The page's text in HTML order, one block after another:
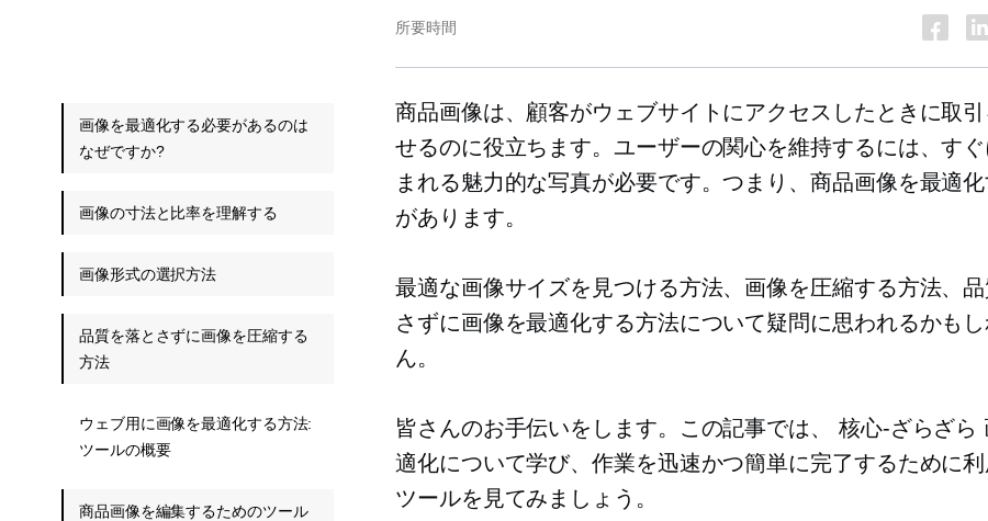
所要時間
商品画像は、顧客がウェブサイトにアクセスしたときに取引
せるのに役立ちます。ユーザーの関心を維持するには、す
まれる魅力的な写真が必要です。つまり、商品画像を最適
があります。
最適な画像サイズを見つける方法、画像を圧縮する方法、品
さずに画像を最適化する方法について疑問に思われるかも
ん。
皆さんのお手伝いをします。この記事では、 核心-ざらざら
適化について学び、作業を迅速かつ簡単に完了するために
ツールを見てみましょう。
画像を最適化する必要があるのは
なぜですか?
画像の寸法と比率を理解する
画像形式の選択方法
品質を落とさずに画像を圧縮する
方法
ウェブ用に画像を最適化する方法:
ツールの概要
商品画像を編集するためのツール